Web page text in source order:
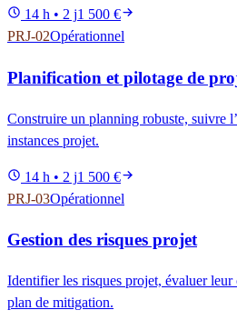
14 h • 2 j1 500 €
PRJ-02Opérationnel
Planification et pilotage de
Construire un planning robuste, suivre
instances projet.
14 h • 2 j1 500 €
PRJ-03Opérationnel
Gestion des risques projet
Identifier les risques projet, évaluer
plan de mitigation.